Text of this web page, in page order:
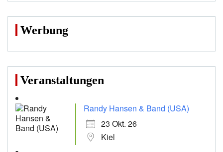
Werbung
Veranstaltungen
Randy Hansen & Band (USA)
23 Okt. 26
Kiel